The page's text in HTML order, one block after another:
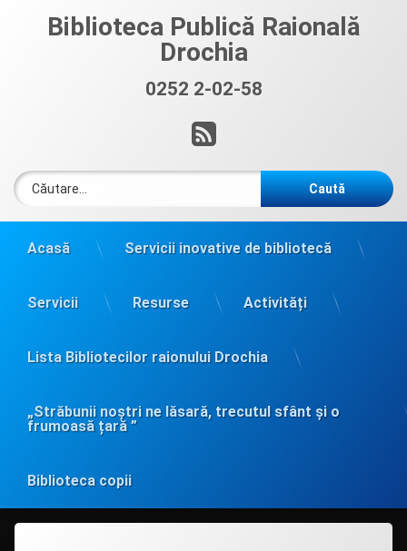
Biblioteca Publică Raională
Drochia
0252 2-02-58
RSS
Caută după:
Acasă Servicii inovative de bibliotecă
Servicii Resurse Activități
Lista Bibliotecilor raionului Drochia
„Străbunii noștri ne lăsară, trecutul sfânt și o
frumoasă țară ”
Biblioteca copii